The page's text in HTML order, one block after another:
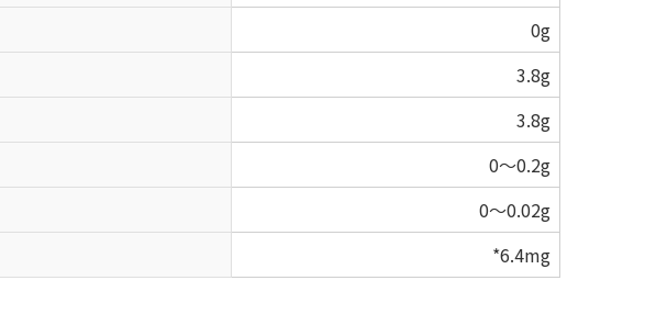
0g
3.8g
3.8g
0～0.2g
0～0.02g
*6.4mg